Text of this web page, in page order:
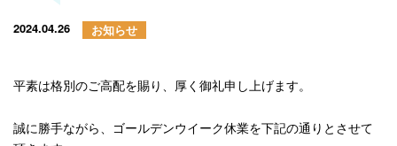
2024.04.26 お知らせ
平素は格別のご高配を賜り、厚く御礼申し上げます。
誠に勝手ながら、ゴールデンウイーク休業を下記の通りとさせて